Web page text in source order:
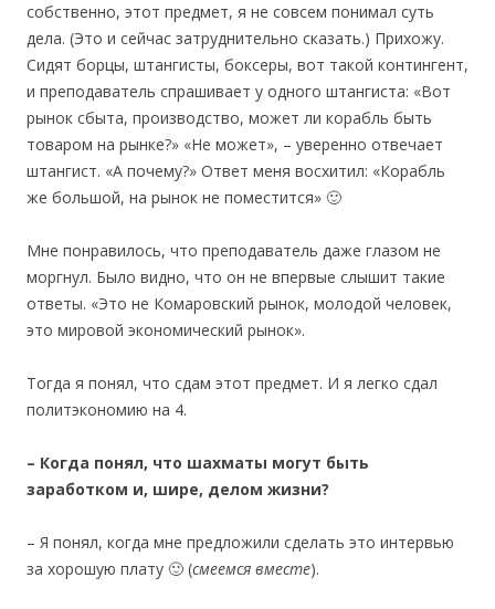
собственно, этот предмет, я не совсем понимал суть
дела. (Это и сейчас затруднительно сказать.) Прихожу.
Сидят борцы, штангисты, боксеры, вот такой контингент,
и преподаватель спрашивает у одного штангиста: «Вот
рынок сбыта, производство, может ли корабль быть
товаром на рынке?» «Не может», – уверенно отвечает
штангист. «А почему?» Ответ меня восхитил: «Корабль
же большой, на рынок не поместится» 🙂
Мне понравилось, что преподаватель даже глазом не
моргнул. Было видно, что он не впервые слышит такие
ответы. «Это не Комаровский рынок, молодой человек,
это мировой экономический рынок».
Тогда я понял, что сдам этот предмет. И я легко сдал
политэкономию на 4.
– Когда понял, что шахматы могут быть
заработком и, шире, делом жизни?
– Я понял, когда мне предложили сделать это интервью
за хорошую плату 🙂 (смеемся вместе).